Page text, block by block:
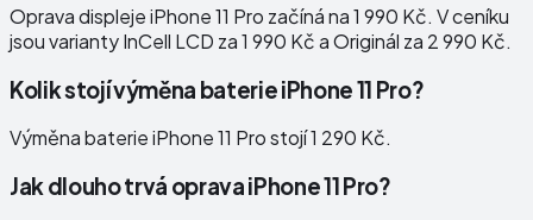
Oprava displeje iPhone 11 Pro začíná na 1 990 Kč. V ceníku
jsou varianty InCell LCD za 1 990 Kč a Originál za 2 990 Kč.
Kolik stojí výměna baterie iPhone 11 Pro?
Výměna baterie iPhone 11 Pro stojí 1 290 Kč.
Jak dlouho trvá oprava iPhone 11 Pro?